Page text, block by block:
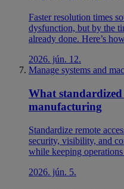
Faster resolution times
dysfunction, but by the
already done. Here’s
2026. jún. 12.
Manage systems and
What standardized
manufacturing
Standardize remote
security, visibility, and
while keeping
2026. jún. 5.